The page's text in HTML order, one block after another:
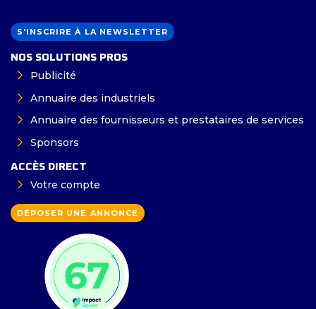
S'INSCRIRE À LA NEWSLETTER
NOS SOLUTIONS PROS
Publicité
Annuaire des industriels
Annuaire des fournisseurs et prestataires de services
Sponsors
ACCÈS DIRECT
Votre compte
DÉPOSER UNE ANNONCE